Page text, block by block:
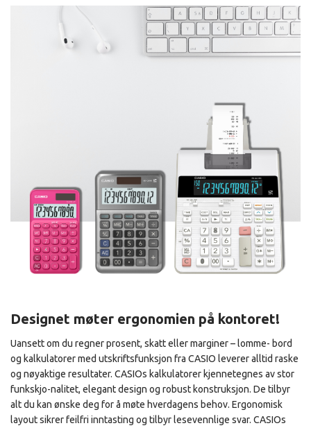
Designet møter ergonomien på kontoret!
Uansett om du regner prosent, skatt eller marginer – lomme- bord
og kalkulatorer med utskriftsfunksjon fra CASIO leverer alltid raske
og nøyaktige resultater. CASIOs kalkulatorer kjennetegnes av stor
funkskjo-nalitet, elegant design og robust konstruksjon. De tilbyr
alt du kan ønske deg for å møte hverdagens behov. Ergonomisk
layout sikrer feilfri inntasting og tilbyr lesevennlige svar. CASIOs